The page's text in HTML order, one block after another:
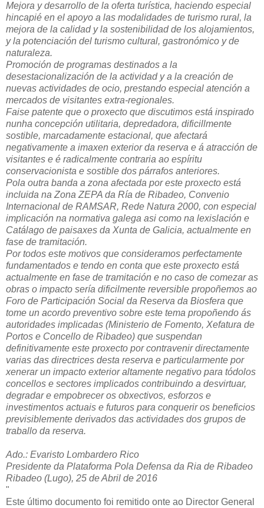
Mejora y desarrollo de la oferta turística, haciendo especial
hincapié en el apoyo a las modalidades de turismo rural, la
mejora de la calidad y la sostenibilidad de los alojamientos,
y la potenciación del turismo cultural, gastronómico y de
naturaleza.
Promoción de programas destinados a la
desestacionalización de la actividad y a la creación de
nuevas actividades de ocio, prestando especial atención a
mercados de visitantes extra-regionales.
Faise patente que o proxecto que discutimos está inspirado
nunha concepción utilitaria, depredadora, dificillmente
sostible, marcadamente estacional, que afectará
negativamente a imaxen exterior da reserva e á atracción de
visitantes e é radicalmente contraria ao espíritu
conservacionista e sostible dos párrafos anteriores.
Pola outra banda a zona afectada por este proxecto está
incluida na Zona ZEPA da Ría de Ribadeo, Convenio
Internacional de RAMSAR, Rede Natura 2000, con especial
implicación na normativa galega asi como na lexislación e
Catálago de paisaxes da Xunta de Galicia, actualmente en
fase de tramitación.
Por todos este motivos que consideramos perfectamente
fundamentados e tendo en conta que este proxecto está
actualmente en fase de tramitación e no caso de comezar as
obras o impacto sería dificilmente reversible propoñemos ao
Foro de Participación Social da Reserva da Biosfera que
tome un acordo preventivo sobre este tema propoñendo ás
autoridades implicadas (Ministerio de Fomento, Xefatura de
Portos e Concello de Ribadeo) que suspendan
definitivamente este proxecto por contravenir directamente
varias das directrices desta reserva e particularmente por
xenerar un impacto exterior altamente negativo para tódolos
concellos e sectores implicados contribuindo a desvirtuar,
degradar e empobrecer os obxectivos, esforzos e
investimentos actuais e futuros para conquerir os beneficios
previsiblemente derivados das actividades dos grupos de
traballo da reserva.
Ado.: Evaristo Lombardero Rico
Presidente da Plataforma Pola Defensa da Ria de Ribadeo
Ribadeo (Lugo), 25 de Abril de 2016
"
Este último documento foi remitido onte ao Director General